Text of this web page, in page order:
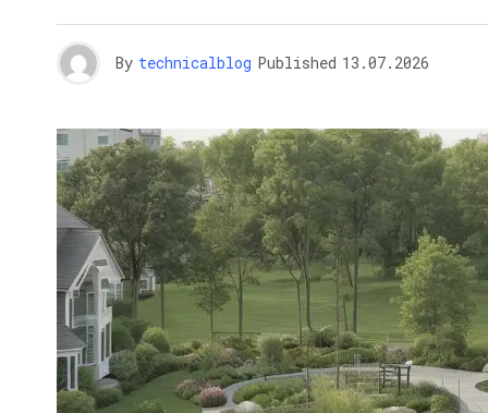
By technicalblog Published 13.07.2026